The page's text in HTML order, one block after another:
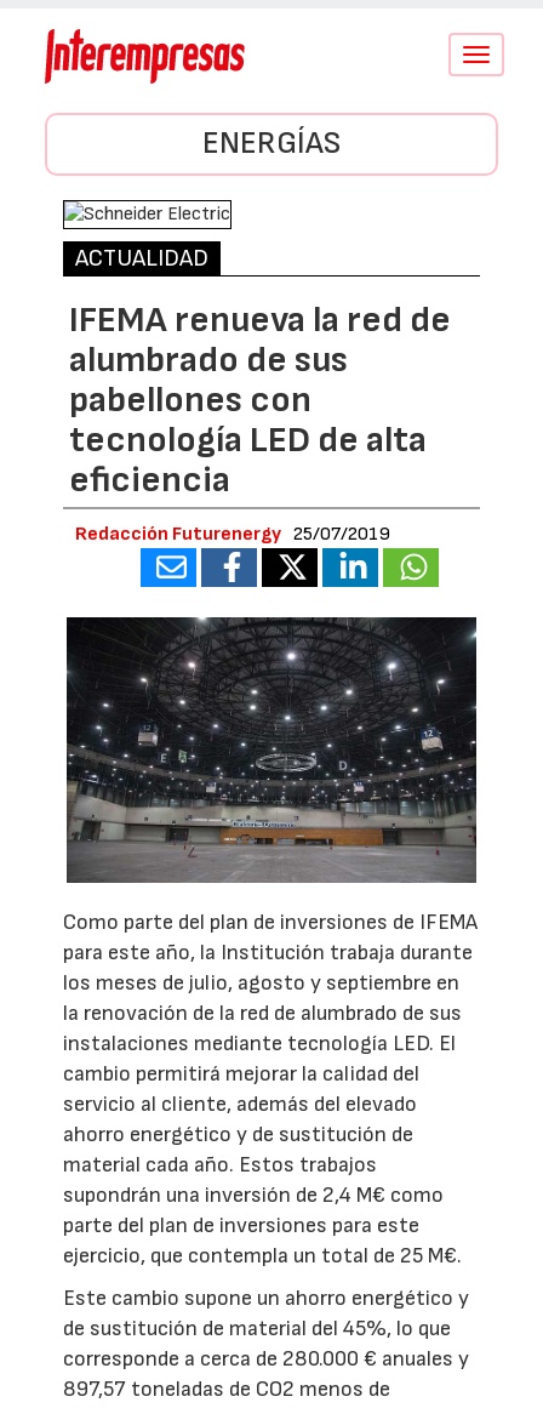
Conmutar
ENERGÍAS
ACTUALIDAD
IFEMA renueva la red de
alumbrado de sus
pabellones con
tecnología LED de alta
eficiencia
Redacción Futurenergy 25/07/2019
Como parte del plan de inversiones de IFEMA
para este año, la Institución trabaja durante
los meses de julio, agosto y septiembre en
la renovación de la red de alumbrado de sus
instalaciones mediante tecnología LED. El
cambio permitirá mejorar la calidad del
servicio al cliente, además del elevado
ahorro energético y de sustitución de
material cada año. Estos trabajos
supondrán una inversión de 2,4 M€ como
parte del plan de inversiones para este
ejercicio, que contempla un total de 25 M€.
Este cambio supone un ahorro energético y
de sustitución de material del 45%, lo que
corresponde a cerca de 280.000 € anuales y
897,57 toneladas de CO2 menos de